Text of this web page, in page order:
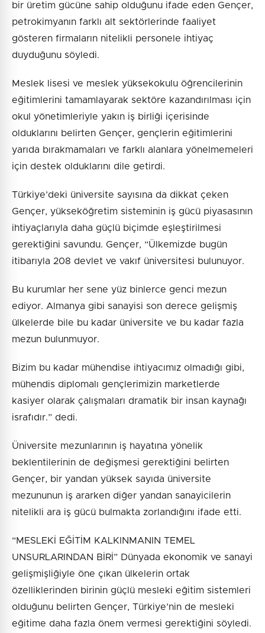
bir üretim gücüne sahip olduğunu ifade eden Gençer,
petrokimyanın farklı alt sektörlerinde faaliyet
gösteren firmaların nitelikli personele ihtiyaç
duyduğunu söyledi.
Meslek lisesi ve meslek yüksekokulu öğrencilerinin
eğitimlerini tamamlayarak sektöre kazandırılması için
okul yönetimleriyle yakın iş birliği içerisinde
olduklarını belirten Gençer, gençlerin eğitimlerini
yarıda bırakmamaları ve farklı alanlara yönelmemeleri
için destek olduklarını dile getirdi.
Türkiye’deki üniversite sayısına da dikkat çeken
Gençer, yükseköğretim sisteminin iş gücü piyasasının
ihtiyaçlarıyla daha güçlü biçimde eşleştirilmesi
gerektiğini savundu. Gençer, “Ülkemizde bugün
itibarıyla 208 devlet ve vakıf üniversitesi bulunuyor.
Bu kurumlar her sene yüz binlerce genci mezun
ediyor. Almanya gibi sanayisi son derece gelişmiş
ülkelerde bile bu kadar üniversite ve bu kadar fazla
mezun bulunmuyor.
Bizim bu kadar mühendise ihtiyacımız olmadığı gibi,
mühendis diplomalı gençlerimizin marketlerde
kasiyer olarak çalışmaları dramatik bir insan kaynağı
israfıdır.” dedi.
Üniversite mezunlarının iş hayatına yönelik
beklentilerinin de değişmesi gerektiğini belirten
Gençer, bir yandan yüksek sayıda üniversite
mezununun iş ararken diğer yandan sanayicilerin
nitelikli ara iş gücü bulmakta zorlandığını ifade etti.
“MESLEKİ EĞİTİM KALKINMANIN TEMEL
UNSURLARINDAN BİRİ” Dünyada ekonomik ve sanayi
gelişmişliğiyle öne çıkan ülkelerin ortak
özelliklerinden birinin güçlü mesleki eğitim sistemleri
olduğunu belirten Gençer, Türkiye’nin de mesleki
eğitime daha fazla önem vermesi gerektiğini söyledi.